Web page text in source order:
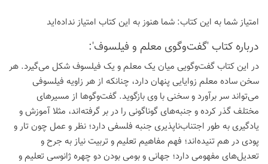
امتیاز شما به این كتاب: شما هنوز به این كتاب امتیاز نداده‌اید
درباره كتاب 'گفت‌وگوی معلم و فیلسوف':
در این کتاب گفت‌وگویی میان یک معلم و یک فیلسوف شکل می‌گیرد. هر
سخن ساده معلم زوایایی پنهان دارد، چنانکه از هر زاویه فیلسوفی
می‌تواند سر برآورد و سخنی با وی بازگوید. گفت‌وگوها از مسیرهای
مختلف گذر کرده و جنبه‌های گوناگونی را در بر گرفته‌اند، مثلا آموزش و
یادگیری به طور اجتناب‌ناپذیری جنبه فلسفی دارد؛ نظر و عمل چون تار و
پودی در هم تنیده‌اند؛ فهم مفاهیم تعلیم و تربیت نیاز به جرح و
تعدیل‌های مفهومی دارد؛ جهانی و بومی بودن دو چهره ژانوسی تعلیم و